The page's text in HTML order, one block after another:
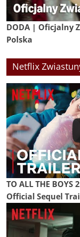
DODA | Oficjalny
Polska
Netflix
TO ALL THE BOYS
Official Sequel